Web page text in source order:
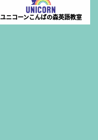
ユニコーンこんばの森英語教室